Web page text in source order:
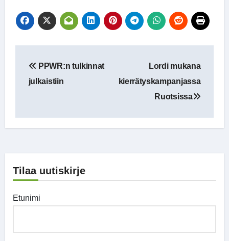
selaus
PPWR:n tulkinnat
julkaistiin
Lordi mukana
kierrätyskampanjassa
Ruotsissa
Tilaa uutiskirje
Etunimi